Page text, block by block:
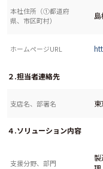
本社住所（①都道府
県、市区町村）
ホームページURL
２.担当者連絡先
支店名、部署名
４.ソリューション内容
支援分野、部門
製